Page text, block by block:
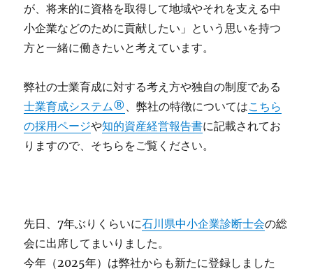
が、将来的に資格を取得して地域やそれを支える中
小企業などのために貢献したい」という思いを持つ
方と一緒に働きたいと考えています。
弊社の士業育成に対する考え方や独自の制度である
士業育成システム®
、弊社の特徴についてはこちら
の採用ページや知的資産経営報告書に記載されてお
りますので、そちらをご覧ください。
先日、7年ぶりくらいに石川県中小企業診断士会の総
会に出席してまいりました。
今年（2025年）は弊社からも新たに登録しました